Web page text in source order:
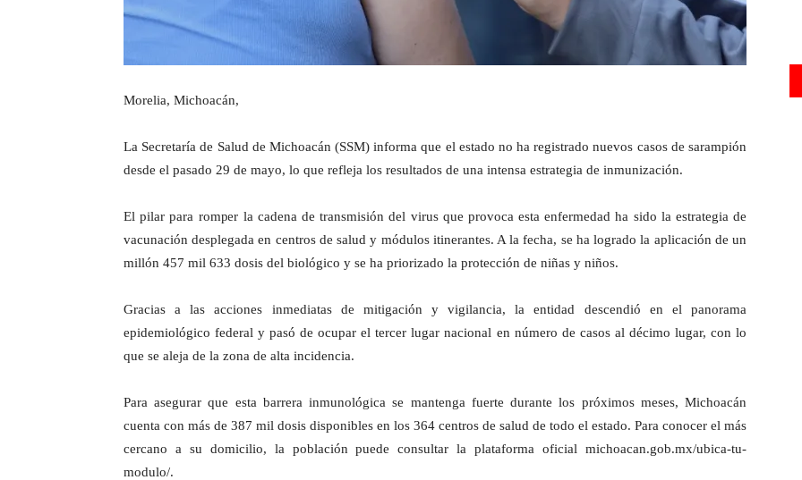
Morelia, Michoacán,
La Secretaría de Salud de Michoacán (SSM) informa que el estado no ha registrado nuevos casos de sarampión
desde el pasado 29 de mayo, lo que refleja los resultados de una intensa estrategia de inmunización.
El pilar para romper la cadena de transmisión del virus que provoca esta enfermedad ha sido la estrategia de
vacunación desplegada en centros de salud y módulos itinerantes. A la fecha, se ha logrado la aplicación de un
millón 457 mil 633 dosis del biológico y se ha priorizado la protección de niñas y niños.
Gracias a las acciones inmediatas de mitigación y vigilancia, la entidad descendió en el panorama
epidemiológico federal y pasó de ocupar el tercer lugar nacional en número de casos al décimo lugar, con lo
que se aleja de la zona de alta incidencia.
Para asegurar que esta barrera inmunológica se mantenga fuerte durante los próximos meses, Michoacán
cuenta con más de 387 mil dosis disponibles en los 364 centros de salud de todo el estado. Para conocer el más
cercano a su domicilio, la población puede consultar la plataforma oficial michoacan.gob.mx/ubica-tu-
modulo/.